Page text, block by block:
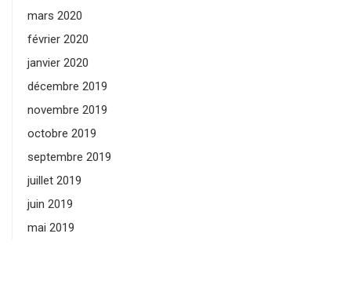
mars 2020
février 2020
janvier 2020
décembre 2019
novembre 2019
octobre 2019
septembre 2019
juillet 2019
juin 2019
mai 2019